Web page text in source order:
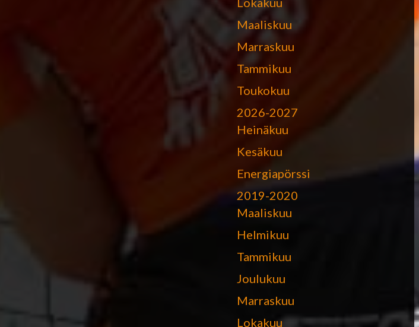
Maaliskuu
Marraskuu
Tammikuu
Toukokuu
2026-2027
Heinäkuu
Kesäkuu
Energiapörssi
2019-2020
Maaliskuu
Helmikuu
Tammikuu
Joulukuu
Marraskuu
Lokakuu